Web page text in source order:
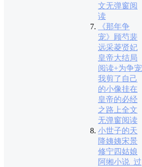
文无弹窗阅
读
《那年争
宠》顾芍裴
远采菱贤妃
皇帝大结局
阅读+为争宠
我剪了自己
的小像挂在
皇帝的必经
之路上全文
无弹窗阅读
小世子的天
降姨姨宋景
修宁四姑娘
阿缃小说_过